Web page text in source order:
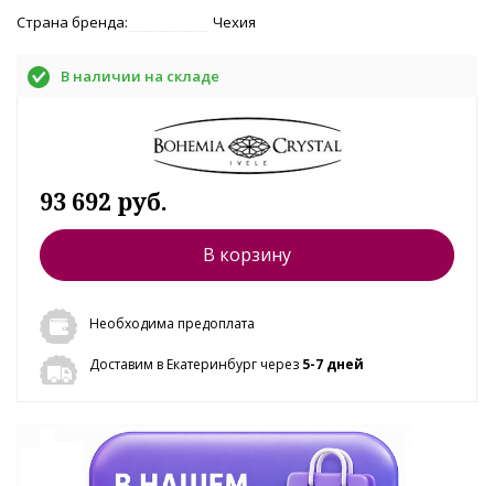
Страна бренда:
Чехия
В наличии на складе
93 692 руб.
В корзину
Необходима предоплата
Доставим в Екатеринбург через 5-7 дней